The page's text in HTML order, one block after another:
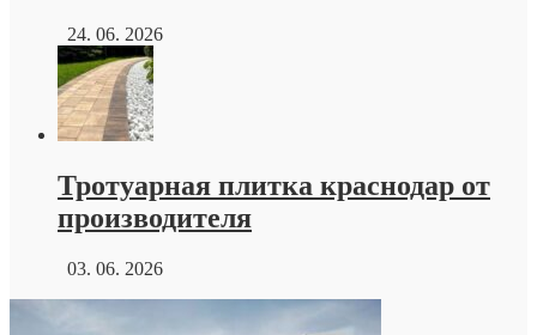
24. 06. 2026
Тротуарная плитка краснодар от
производителя
03. 06. 2026